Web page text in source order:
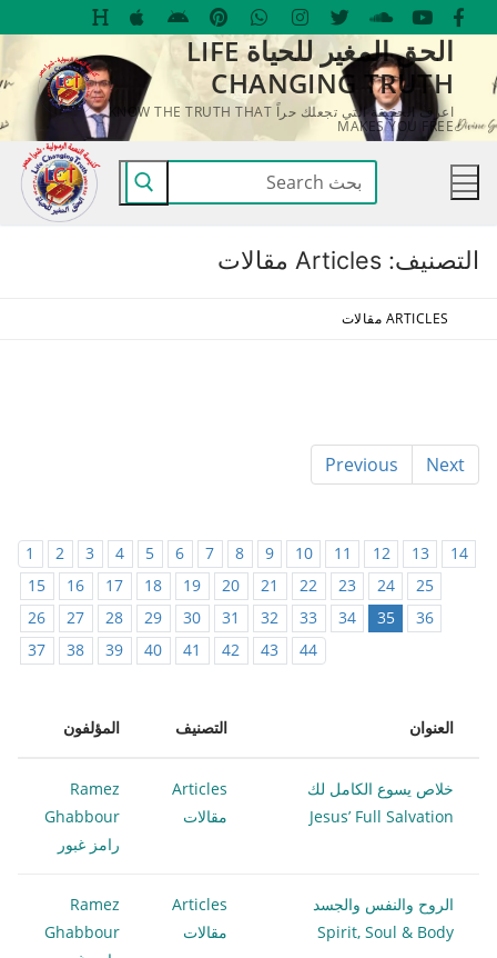
التجاوز
المحتوى
الحق المغير للحياة LIFE
CHANGING TRUTH
اعرف الحقيقة التي تجعلك حراً KNOW THE TRUTH THAT
MAKES YOU FREE
البحث
عن:
التصنيف: Articles مقالات
ARTICLES مقالات
Previous Next
1 2 3 4 5 6 7 8 9 10 11 12 13
14
15
16 17 18 19 20 21 22 23 24
25
26
27 28 29 30 31 32 33 34 35
36
37
38 39 40 41 42 43 44
العنوان التصنيف المؤلفون
خلاص يسوع الكامل لك
Jesus’ Full Salvation
Articles
مقالات
Ramez
Ghabbour
رامز غبور
الروح والنفس والجسد
Spirit, Soul & Body
Articles
مقالات
Ramez
Ghabbour